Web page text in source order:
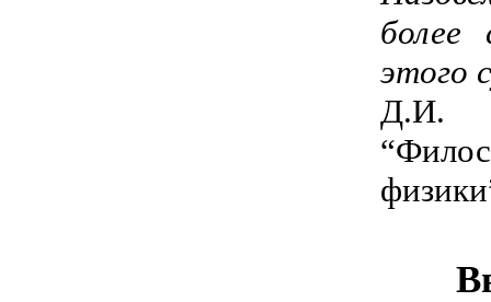
более
этого
Д.И.